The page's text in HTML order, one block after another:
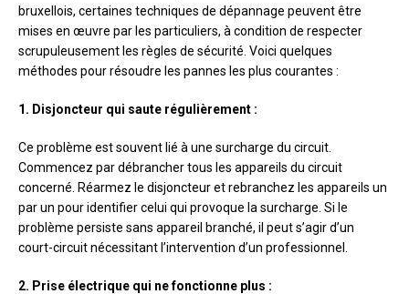
bruxellois, certaines techniques de dépannage peuvent être
mises en œuvre par les particuliers, à condition de respecter
scrupuleusement les règles de sécurité. Voici quelques
méthodes pour résoudre les pannes les plus courantes :
1. Disjoncteur qui saute régulièrement :
Ce problème est souvent lié à une surcharge du circuit.
Commencez par débrancher tous les appareils du circuit
concerné. Réarmez le disjoncteur et rebranchez les appareils un
par un pour identifier celui qui provoque la surcharge. Si le
problème persiste sans appareil branché, il peut s’agir d’un
court-circuit nécessitant l’intervention d’un professionnel.
2. Prise électrique qui ne fonctionne plus :